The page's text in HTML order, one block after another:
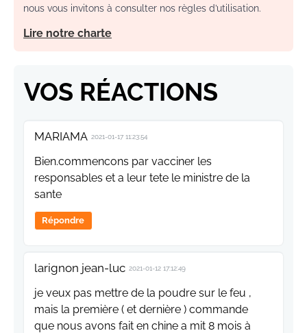
nous vous invitons à consulter nos règles d’utilisation.
Lire notre charte
VOS RÉACTIONS
MARIAMA 2021-01-17 11:23:54
Bien.commencons par vacciner les
responsables et a leur tete le ministre de la
sante
Répondre
larignon jean-luc 2021-01-12 17:12:49
je veux pas mettre de la poudre sur le feu ,
mais la première ( et dernière ) commande
que nous avons fait en chine a mit 8 mois à